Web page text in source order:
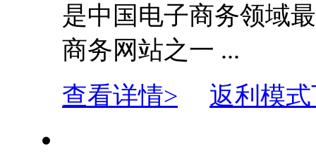
是中国电子商务领域
商务网站之一 ...
查看详情>
返利模